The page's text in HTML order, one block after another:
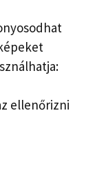
ellenőrizni